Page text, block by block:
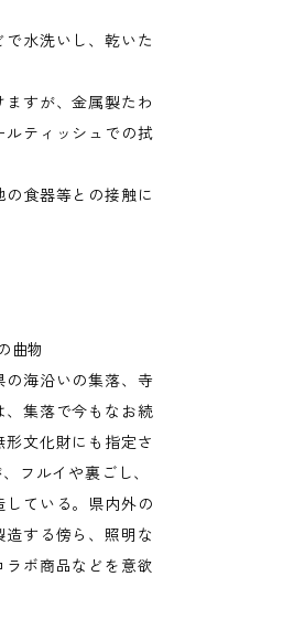
で水洗いし、乾いた
ますが、金属製たわ
ルティッシュでの拭
の食器等との接触に
曲物
の海沿いの集落、寺
、集落で今もなお続
文化財にも指定さ
フルイや裏ごし、
ている。県内外の
する傍ら、照明な
ラボ商品などを意欲